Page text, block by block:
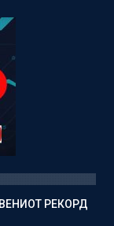
РЕКОРД